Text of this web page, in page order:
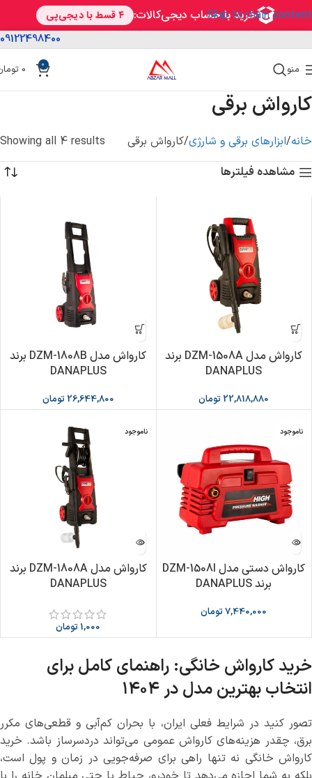
Skip to main content
09122498400
منو 0
0
کارواش برقی
خانه ابزارهای برقی و شارژی کارواش برقی
Showing all 4 results
مشاهده فیلترها
کارواش مدل DZM-1508A برند
DANAPLUS
22,818,880 تومان
کارواش مدل DZM-1808B برند
DANAPLUS
26,644,800 تومان
ناموجود
کارواش دستی مدل DZM-1508I
برند DANAPLUS
7,440,000تومان
ناموجود
کارواش مدل DZM-1808A برند
DANAPLUS
1,000 تومان
خرید کارواش خانگی: راهنمای کامل برای
انتخاب بهترین مدل در ۱۴۰۴
تصور کنید در شرایط فعلی ایران، با بحران کم‌آبی و قطعی‌های مکرر
برق، چقدر هزینه‌های کارواش عمومی می‌تواند دردسرساز باشد. خرید
کارواش خانگی نه تنها راهی برای صرفه‌جویی در زمان و پول است،